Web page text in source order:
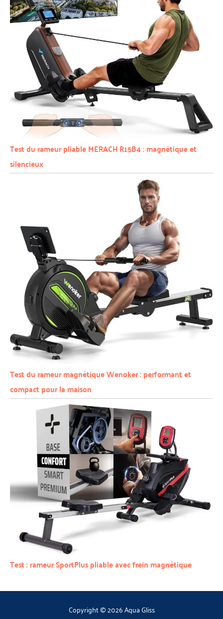
Test du rameur pliable MERACH R15B4 : magnétique et
silencieux
Test du rameur magnétique Wenoker : performant et
compact pour la maison
Test : rameur SportPlus pliable avec frein magnétique
Copyright © 2026 Aqua Gliss